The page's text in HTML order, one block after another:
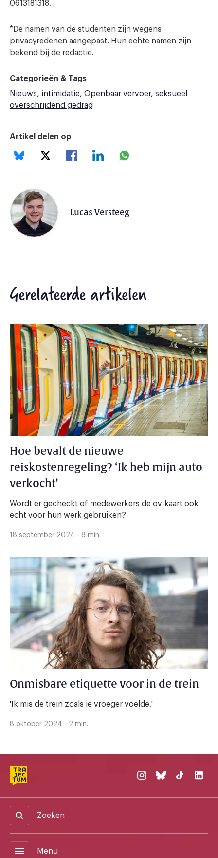
0613181318.
*De namen van de studenten zijn wegens
privacyredenen aangepast. Hun echte namen zijn
bekend bij de redactie.
Categorieën & Tags
Nieuws
intimidatie Openbaar vervoer seksueel
overschrijdend gedrag
Artikel delen op
Lucas Versteeg
Gerelateerde artikelen
Hoe bevalt de nieuwe
reiskostenregeling? ‘Ik heb mijn auto
verkocht’
Wordt er gecheckt of medewerkers de ov-kaart ook
echt voor hun werk gebruiken?
18 september 2024 - 8 min.
Onmisbare etiquette voor in de trein
'Ik mis de trein zoals ie vroeger voelde.'
8 oktober 2024 - 2 min.
Zoeken
menu Menu